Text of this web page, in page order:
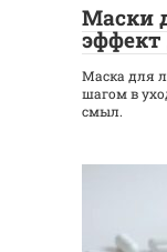
Маски
Маска для
шагом в
смыл.